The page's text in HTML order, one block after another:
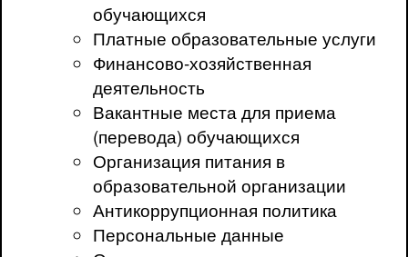
обучающихся
Платные образовательные услуги
Финансово-хозяйственная
деятельность
Вакантные места для приема
(перевода) обучающихся
Организация питания в
образовательной организации
Антикоррупционная политика
Персональные данные